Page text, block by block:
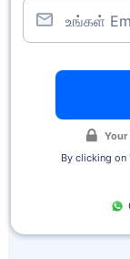
உங்கள்
By clicking on